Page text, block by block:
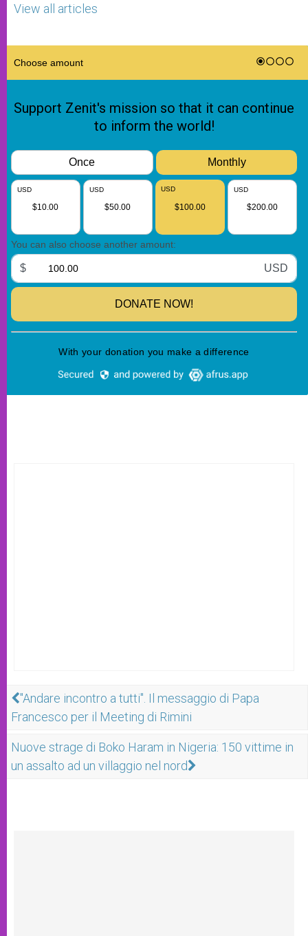
View all articles
"Andare incontro a tutti". Il messaggio di Papa
Francesco per il Meeting di Rimini
Nuove strage di Boko Haram in Nigeria: 150 vittime in
un assalto ad un villaggio nel nord